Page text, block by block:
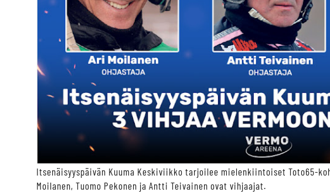
Itsenäisyyspäivän Kuuma Keskiviikko tarjoilee mielenkiintoiset Toto65-
Moilanen, Tuomo Pekonen ja Antti Teivainen ovat vihjaajat.